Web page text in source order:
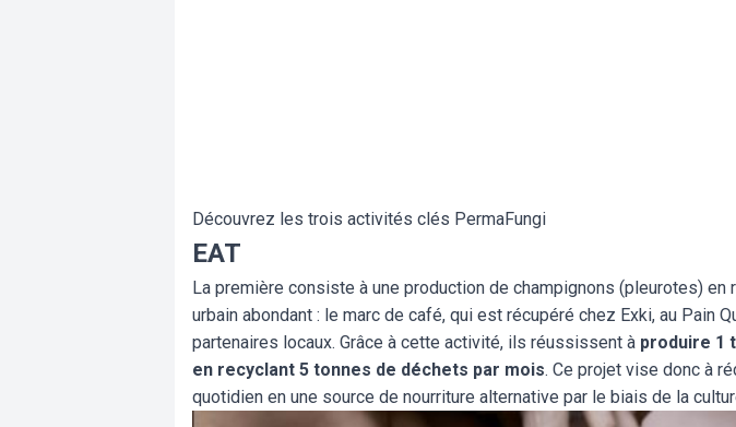
Découvrez les trois activités clés PermaFungi
EAT
La première consiste à une production de champignons (pleurotes) en
urbain abondant : le marc de café, qui est récupéré chez Exki, au Pain
partenaires locaux. Grâce à cette activité, ils réussissent à produire 1
en recyclant 5 tonnes de déchets par mois. Ce projet vise donc à
quotidien en une source de nourriture alternative par le biais de la